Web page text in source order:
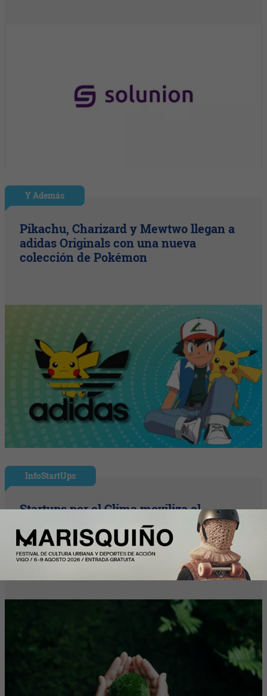
Y Además
Pikachu, Charizard y Mewtwo llegan a
adidas Originals con una nueva
colección de Pokémon
InfoStartUps
Startups por el Clima moviliza al
ecosistema startup para acelerar
soluciones frente a la emergencia
climática